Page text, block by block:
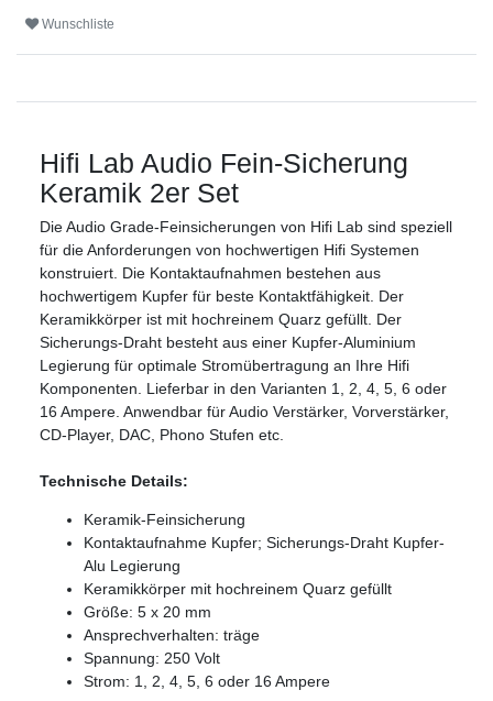
Wunschliste
Hifi Lab Audio Fein-Sicherung
Keramik 2er Set
Die Audio Grade-Feinsicherungen von Hifi Lab sind speziell
für die Anforderungen von hochwertigen Hifi Systemen
konstruiert. Die Kontaktaufnahmen bestehen aus
hochwertigem Kupfer für beste Kontaktfähigkeit. Der
Keramikkörper ist mit hochreinem Quarz gefüllt. Der
Sicherungs-Draht besteht aus einer Kupfer-Aluminium
Legierung für optimale Stromübertragung an Ihre Hifi
Komponenten. Lieferbar in den Varianten 1, 2, 4, 5, 6 oder
16 Ampere. Anwendbar für Audio Verstärker, Vorverstärker,
CD-Player, DAC, Phono Stufen etc.
Technische Details:
Keramik-Feinsicherung
Kontaktaufnahme Kupfer; Sicherungs-Draht Kupfer-
Alu Legierung
Keramikkörper mit hochreinem Quarz gefüllt
Größe: 5 x 20 mm
Ansprechverhalten: träge
Spannung: 250 Volt
Strom: 1, 2, 4, 5, 6 oder 16 Ampere